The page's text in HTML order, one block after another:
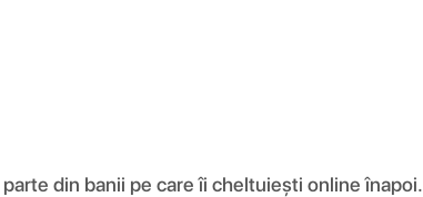
din banii pe care îi cheltuiești online înapoi.